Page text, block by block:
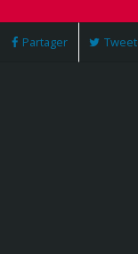
Partager